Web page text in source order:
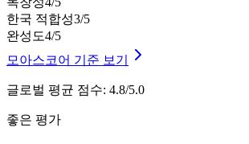
한국 적합성3/5
완성도4/5
모아스코어 기준 보기
글로벌 평균 점수: 4.8/5.0
좋은 평가